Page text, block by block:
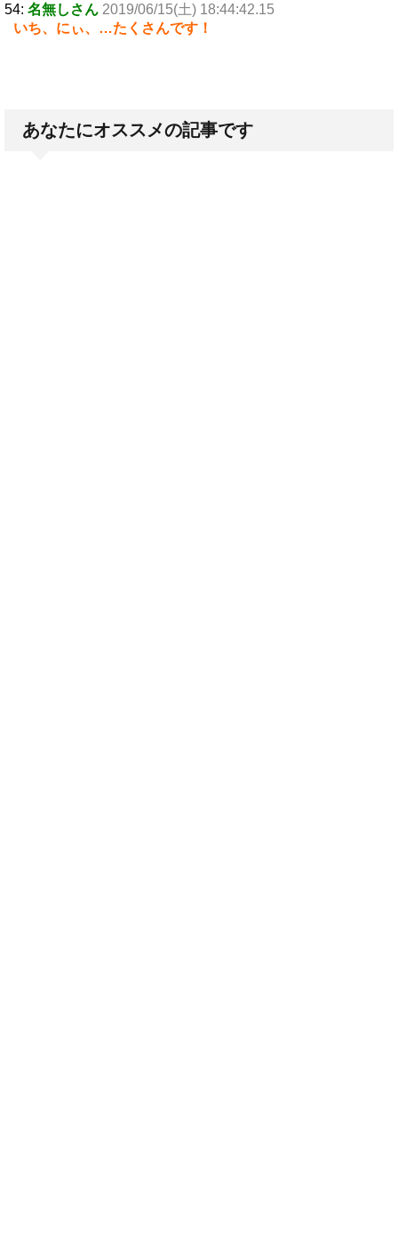
54: 名無しさん 2019/06/15(土) 18:44:42.15
いち、にぃ、…たくさんです！
あなたにオススメの記事です